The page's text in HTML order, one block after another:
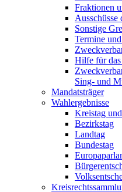
Fraktionen
Ausschüsse
Sonstige
Termine
Hilfe für
Sing- und
Mandatsträger
Wahlergebnisse
Kreistag
Bezirkstag
Landtag
Bundestag